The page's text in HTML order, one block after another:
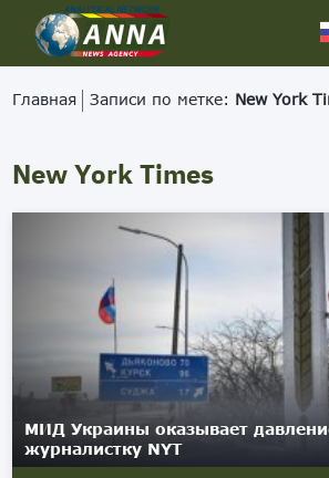
Главная Записи по метке: New York
New York Times
МИД Украины оказывает
журналистку NYT